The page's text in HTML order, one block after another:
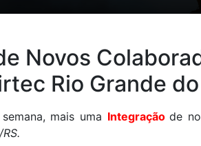
Novos
Rio Grande
mais uma Integração de